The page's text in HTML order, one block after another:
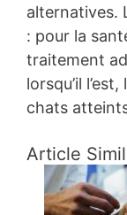
alternatives.
: pour la
traitement
lorsqu’il
chats
Article